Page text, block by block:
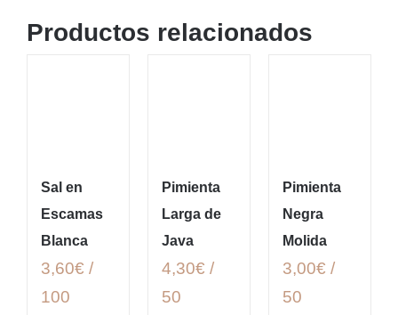
Productos relacionados
Sal en
Escamas
Blanca
3,60€ /
100
Pimienta
Larga de
Java
4,30€ /
50
Pimienta
Negra
Molida
3,00€ /
50